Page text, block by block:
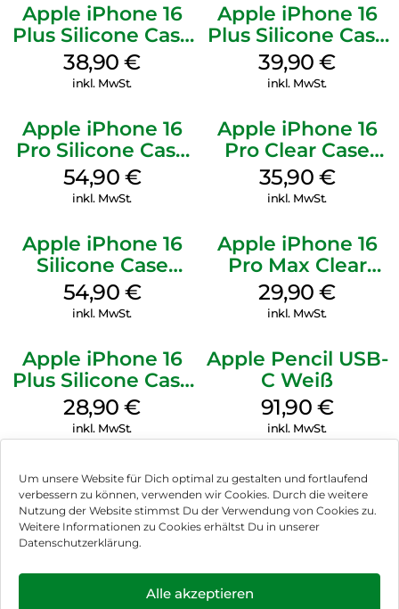
Um unsere Website für Dich optimal zu gestalten und fortlaufend
verbessern zu können, verwenden wir Cookies. Durch die weitere
Nutzung der Website stimmst Du der Verwendung von Cookies zu.
Weitere Informationen zu Cookies erhältst Du in unserer
Datenschutzerklärung.
Alle akzeptieren
Apple iPhone 16
Plus Silicone Case
MagSafe Denim
38,90€
inkl. MwSt.
Apple iPhone 16
Plus Silicone Case
MagSafe Plum
39,90€
inkl. MwSt.
Apple iPhone 16
Pro Silicone Case
MagSafe Black
54,90 €
inkl. MwSt.
Apple iPhone 16
Pro Clear Case
MagSafe
Transparent
35,90 €
inkl. MwSt.
Apple iPhone 16
Silicone Case
MagSafe Black
54,90 €
inkl. MwSt.
Apple iPhone 16
Pro Max Clear
Case MagSafe
Transparent
29,90€
inkl. MwSt.
Apple iPhone 16
Plus Silicone Case
MagSafe Black
28,90€
inkl. MwSt.
Apple Pencil USB-
C Weiß
91,90 €
inkl. MwSt.
Impressum